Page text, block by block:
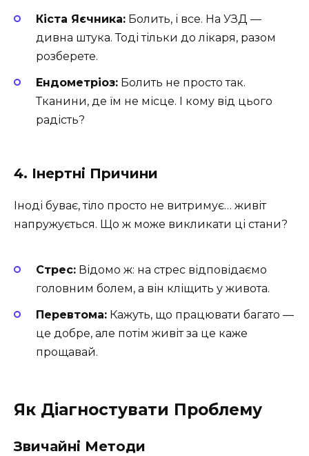
Кіста Яєчника: Болить, і все. На УЗД —
дивна штука. Тоді тільки до лікаря, разом
розберете.
Ендометріоз: Болить не просто так.
Тканини, де їм не місце. І кому від цього
радість?
4. Інертні Причини
Іноді буває, тіло просто не витримує… живіт
напружується. Що ж може викликати ці стани?
Стрес: Відомо ж: на стрес відповідаємо
головним болем, а він кліщить у живота.
Перевтома: Кажуть, що працювати багато —
це добре, але потім живіт за це каже
прощавай.
Як Діагностувати Проблему
Звичайні Методи